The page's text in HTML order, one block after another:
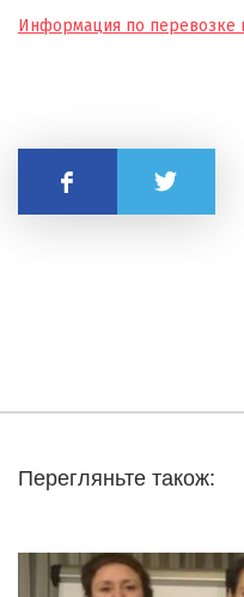
Информация по перевозке
Поделиться
Перегляньте також: